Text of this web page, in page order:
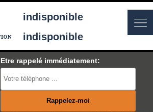
indisponible
indisponible
Etre rappelé immédiatement: